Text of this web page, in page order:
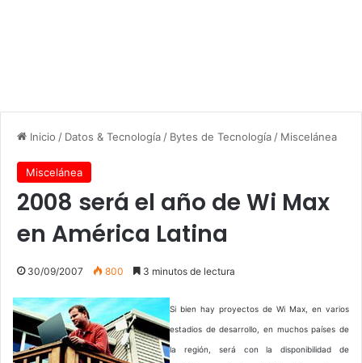
Inicio / Datos & Tecnología / Bytes de Tecnología / Miscelánea
Miscelánea
2008 será el año de Wi Max
en América Latina
30/09/2007 800 3 minutos de lectura
Si bien hay proyectos de Wi Max, en varios
estadios de desarrollo, en muchos países de
la región, será con la disponibilidad de